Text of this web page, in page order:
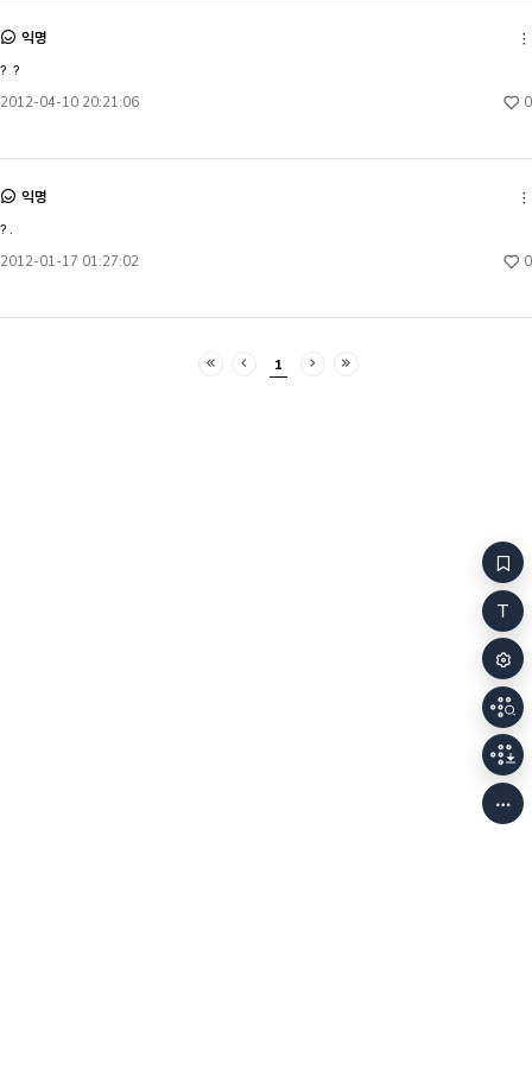
익명
?  ?
2012-04-10 20:21:06 0
익명
? .
2012-01-17 01:27:02 0
처음 이전1 다음마지막